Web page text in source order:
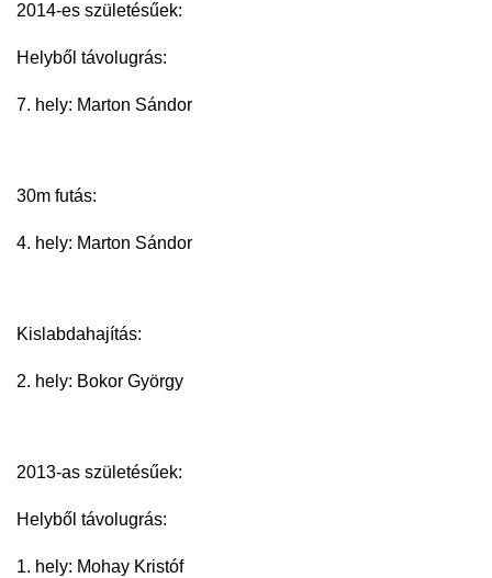
2014-es születésűek:
Helyből távolugrás:
7. hely: Marton Sándor
30m futás:
4. hely: Marton Sándor
Kislabdahajítás:
2. hely: Bokor György
2013-as születésűek:
Helyből távolugrás:
1. hely: Mohay Kristóf